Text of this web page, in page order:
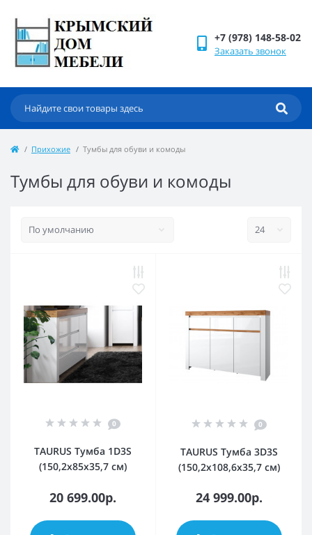
+7 (978) 148-58-02
Заказать звонок
Прихожие Тумбы для обуви и комоды
Тумбы для обуви и комоды
0
TAURUS Тумба 1D3S
(150,2x85x35,7 см)
20 699.00р.
0
TAURUS Тумба 3D3S
(150,2x108,6x35,7 см)
24 999.00р.